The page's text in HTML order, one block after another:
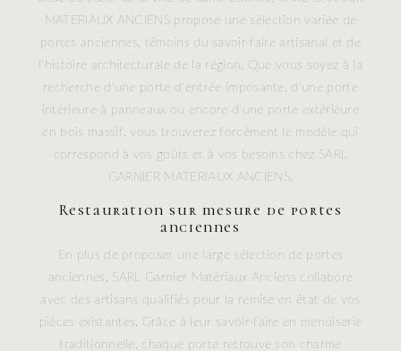
MATERIAUX ANCIENS propose une sélection variée de
portes anciennes, témoins du savoir-faire artisanal et de
l'histoire architecturale de la région. Que vous soyez à la
recherche d'une porte d'entrée imposante, d'une porte
intérieure à panneaux ou encore d'une porte extérieure
en bois massif, vous trouverez forcément le modèle qui
correspond à vos goûts et à vos besoins chez SARL
GARNIER MATERIAUX ANCIENS.
Restauration sur mesure de portes
anciennes
En plus de proposer une large sélection de portes
anciennes, SARL Garnier Matériaux Anciens collabore
avec des artisans qualifiés pour la remise en état de vos
pièces existantes. Grâce à leur savoir-faire en menuiserie
traditionnelle, chaque porte retrouve son charme